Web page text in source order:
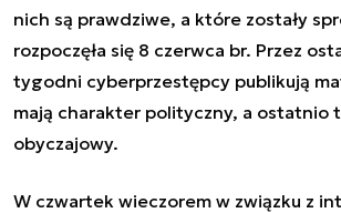
nich są prawdziwe, a które zostały
rozpoczęła się 8 czerwca br. Przez
tygodni cyberprzestępcy publikują
mają charakter polityczny, a ostatnio
obyczajowy.
W czwartek wieczorem w związku z